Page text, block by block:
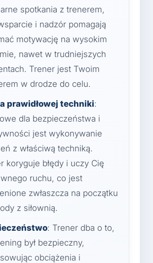
spotkania z trenerem,
i nadzór pomagają
motywację na wysokim
nawet w trudniejszych
Trener jest Twoim
w drodze do celu.
prawidłowej techniki:
dla bezpieczeństwa i
jest wykonywanie
z właściwą techniką.
koryguje błędy i uczy Cię
ruchu, co jest
zwłaszcza na początku
z siłownią.
: Trener dba o to,
był bezpieczny,
obciążenia i